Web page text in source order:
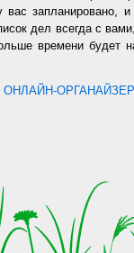
вас запланировано,
дел всегда с
времени будет